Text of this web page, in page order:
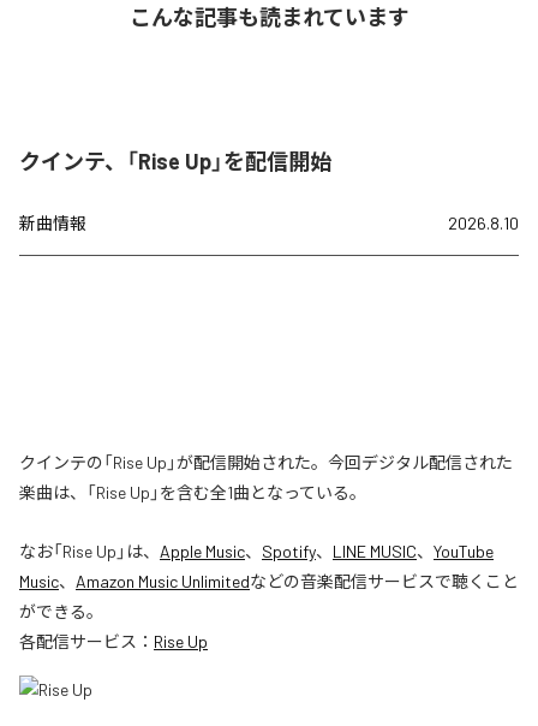
こんな記事も読まれています
クインテ、「Rise Up」を配信開始
新曲情報 2026.8.10
クインテの「Rise Up」が配信開始された。今回デジタル配信された
楽曲は、「Rise Up」を含む全1曲となっている。
なお「Rise Up 」は、 Apple Music、 Spotify、 LINE MUSIC、 YouTube
Music、 Amazon Music Unlimitedなどの音楽配信サービスで聴くこと
ができる。
各配信サービス： Rise Up